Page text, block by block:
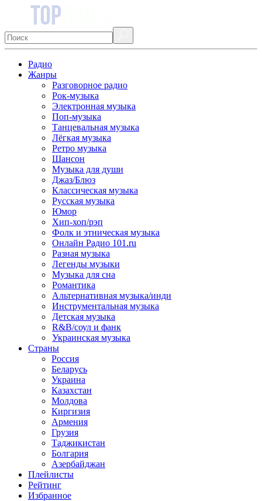
Радио
Жанры
Разговорное радио
Рок-музыка
Электронная музыка
Поп-музыка
Танцевальная музыка
Лёгкая музыка
Ретро музыка
Шансон
Музыка для души
Джаз/Блюз
Классическая музыка
Русская музыка
Юмор
Хип-хоп/рэп
Фолк и этническая музыка
Онлайн Радио 101.ru
Разная музыка
Легенды музыки
Музыка для сна
Романтика
Альтернативная музыка/инди
Инструментальная музыка
Детская музыка
R&B/cоул и фанк
Украинская музыка
Страны
Россия
Беларусь
Украина
Казахстан
Молдова
Киргизия
Армения
Грузия
Таджикистан
Болгария
Азербайджан
Плейлисты
Рейтинг
Избранное